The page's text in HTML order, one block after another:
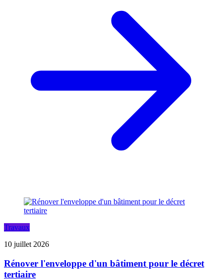
Travaux
10 juillet 2026
Rénover l'enveloppe d'un bâtiment pour le décret
tertiaire